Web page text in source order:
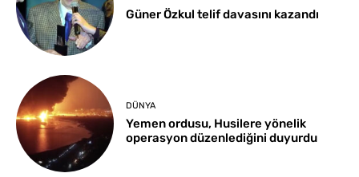
Güner Özkul telif davasını kazandı
DÜNYA
Yemen ordusu, Husilere yönelik
operasyon düzenlediğini duyurdu